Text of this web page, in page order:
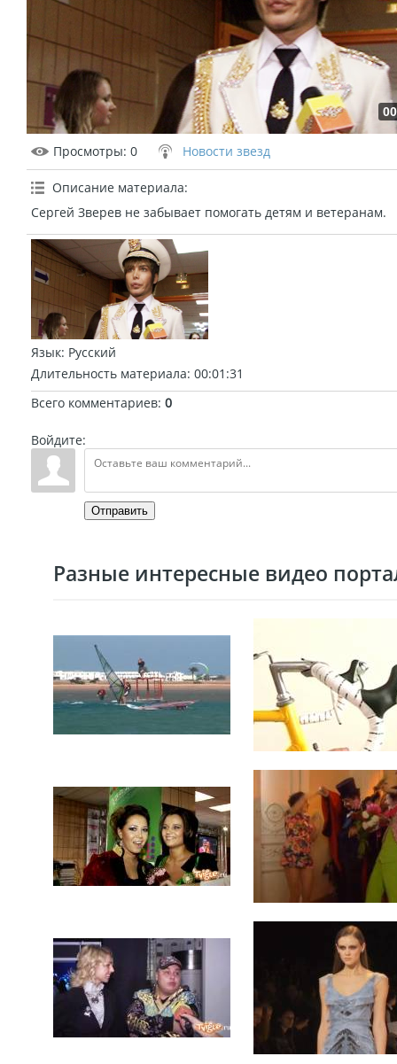
Просмотры: 0 Новости звезд
Описание материала:
Сергей Зверев не забывает помогать детям и ветеранам.
Язык: Русский
Длительность материала: 00:01:31
Всего комментариев: 0
Войдите:
Отправить
Разные интересные видео